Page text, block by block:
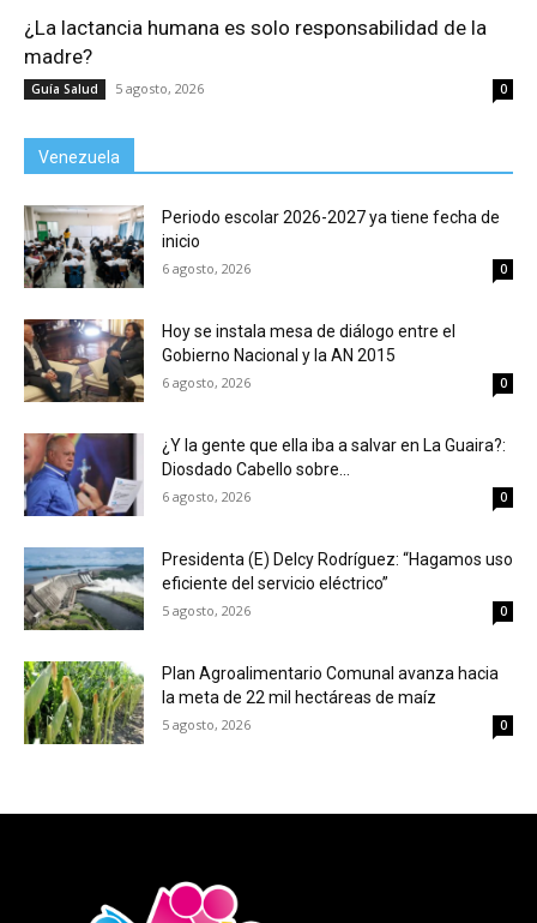
¿La lactancia humana es solo responsabilidad de la
madre?
Guía Salud 5 agosto, 2026 0
Venezuela
Periodo escolar 2026-2027 ya tiene fecha de
inicio
6 agosto, 2026 0
Hoy se instala mesa de diálogo entre el
Gobierno Nacional y la AN 2015
6 agosto, 2026 0
¿Y la gente que ella iba a salvar en La Guaira?:
Diosdado Cabello sobre...
6 agosto, 2026 0
Presidenta (E) Delcy Rodríguez: “Hagamos uso
eficiente del servicio eléctrico”
5 agosto, 2026 0
Plan Agroalimentario Comunal avanza hacia
la meta de 22 mil hectáreas de maíz
5 agosto, 2026 0